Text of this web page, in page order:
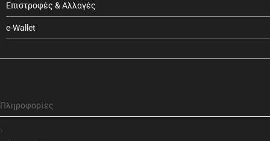
Επιστροφές & Αλλαγές
e-Wallet
Πληροφορίες